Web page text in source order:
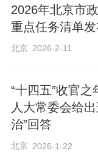
2026年北京市
重点任务清单
北京 2026-2-11
“十四五”收官
人大常委会给
治”回答
北京 2026-1-22